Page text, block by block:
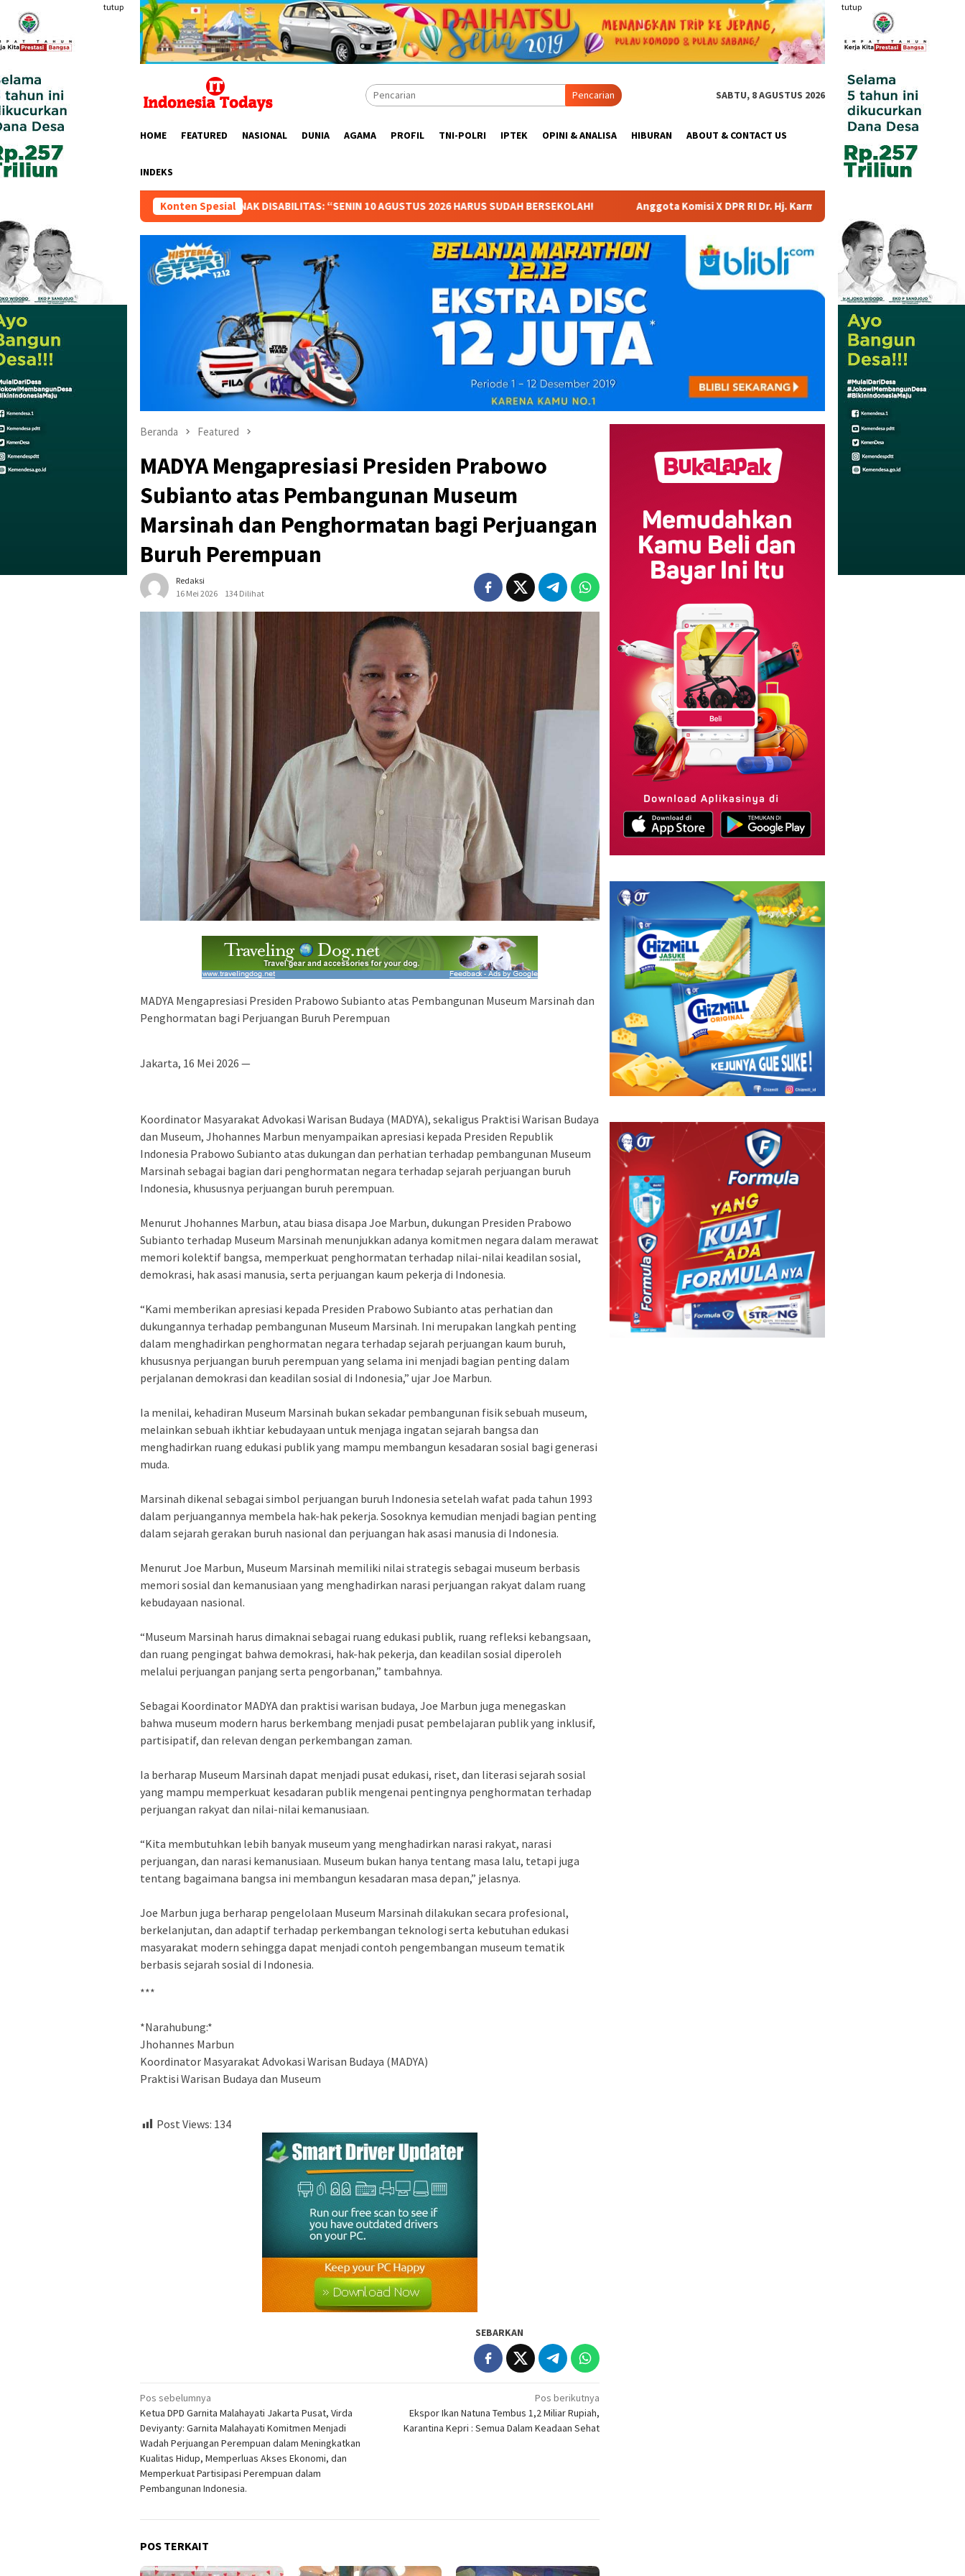
konten
tutup tutup
Pencarian SABTU, 8 AGUSTUS 2026
HOME FEATURED NASIONAL DUNIA AGAMA PROFIL TNI-POLRI IPTEK OPINI & ANALISA HIBURAN ABOUT & CONTACT US
INDEKS
Konten Spesial
TIGA ANAK DISABILITAS: “SENIN 10 AGUSTUS 2026 HARUS SUDAH BERSEKOLAH! Anggota Komisi X DPR RI Dr. Hj. Karmila Sari, S.Kom., M.M.; Sosok Bahlil Lahadalia bisa Menjadi
Beranda Featured
MADYA Mengapresiasi Presiden Prabowo
Subianto atas Pembangunan Museum
Marsinah dan Penghormatan bagi Perjuangan
Buruh Perempuan ‎
Redaksi
16 Mei 2026
134 Dilihat
‎MADYA Mengapresiasi Presiden Prabowo Subianto atas Pembangunan Museum Marsinah dan
Penghormatan bagi Perjuangan Buruh Perempuan
‎Jakarta, 16 Mei 2026 —
Koordinator Masyarakat Advokasi Warisan Budaya (MADYA), sekaligus Praktisi Warisan Budaya
dan Museum, Jhohannes Marbun menyampaikan apresiasi kepada Presiden Republik
Indonesia Prabowo Subianto atas dukungan dan perhatian terhadap pembangunan Museum
Marsinah sebagai bagian dari penghormatan negara terhadap sejarah perjuangan buruh
Indonesia, khususnya perjuangan buruh perempuan.
‎Menurut Jhohannes Marbun, atau biasa disapa Joe Marbun, dukungan Presiden Prabowo
Subianto terhadap Museum Marsinah menunjukkan adanya komitmen negara dalam merawat
memori kolektif bangsa, memperkuat penghormatan terhadap nilai-nilai keadilan sosial,
demokrasi, hak asasi manusia, serta perjuangan kaum pekerja di Indonesia.
‎“Kami memberikan apresiasi kepada Presiden Prabowo Subianto atas perhatian dan
dukungannya terhadap pembangunan Museum Marsinah. Ini merupakan langkah penting
dalam menghadirkan penghormatan negara terhadap sejarah perjuangan kaum buruh,
khususnya perjuangan buruh perempuan yang selama ini menjadi bagian penting dalam
perjalanan demokrasi dan keadilan sosial di Indonesia,” ujar Joe Marbun.
‎Ia menilai, kehadiran Museum Marsinah bukan sekadar pembangunan fisik sebuah museum,
melainkan sebuah ikhtiar kebudayaan untuk menjaga ingatan sejarah bangsa dan
menghadirkan ruang edukasi publik yang mampu membangun kesadaran sosial bagi generasi
muda.
‎Marsinah dikenal sebagai simbol perjuangan buruh Indonesia setelah wafat pada tahun 1993
dalam perjuangannya membela hak-hak pekerja. Sosoknya kemudian menjadi bagian penting
dalam sejarah gerakan buruh nasional dan perjuangan hak asasi manusia di Indonesia.
‎Menurut Joe Marbun, Museum Marsinah memiliki nilai strategis sebagai museum berbasis
memori sosial dan kemanusiaan yang menghadirkan narasi perjuangan rakyat dalam ruang
kebudayaan nasional.
‎“Museum Marsinah harus dimaknai sebagai ruang edukasi publik, ruang refleksi kebangsaan,
dan ruang pengingat bahwa demokrasi, hak-hak pekerja, dan keadilan sosial diperoleh
melalui perjuangan panjang serta pengorbanan,” tambahnya.
‎Sebagai Koordinator MADYA dan praktisi warisan budaya, Joe Marbun juga menegaskan
bahwa museum modern harus berkembang menjadi pusat pembelajaran publik yang inklusif,
partisipatif, dan relevan dengan perkembangan zaman.
‎Ia berharap Museum Marsinah dapat menjadi pusat edukasi, riset, dan literasi sejarah sosial
yang mampu memperkuat kesadaran publik mengenai pentingnya penghormatan terhadap
perjuangan rakyat dan nilai-nilai kemanusiaan.
‎“Kita membutuhkan lebih banyak museum yang menghadirkan narasi rakyat, narasi
perjuangan, dan narasi kemanusiaan. Museum bukan hanya tentang masa lalu, tetapi juga
tentang bagaimana bangsa ini membangun kesadaran masa depan,” jelasnya.
‎Joe Marbun juga berharap pengelolaan Museum Marsinah dilakukan secara profesional,
berkelanjutan, dan adaptif terhadap perkembangan teknologi serta kebutuhan edukasi
masyarakat modern sehingga dapat menjadi contoh pengembangan museum tematik
berbasis sejarah sosial di Indonesia.
***
‎*Narahubung:*
‎Jhohannes Marbun
‎Koordinator Masyarakat Advokasi Warisan Budaya (MADYA)
‎Praktisi Warisan Budaya dan Museum
Post Views: 134
SEBARKAN
Navigasi
pos
Pos sebelumnya
Ketua DPD Garnita Malahayati Jakarta Pusat, Virda
Deviyanty: Garnita Malahayati Komitmen Menjadi
Wadah Perjuangan Perempuan dalam Meningkatkan
Kualitas Hidup, Memperluas Akses Ekonomi, dan
Memperkuat Partisipasi Perempuan dalam
Pembangunan Indonesia.
Pos berikutnya
Ekspor Ikan Natuna Tembus 1,2 Miliar Rupiah,
Karantina Kepri : Semua Dalam Keadaan Sehat
POS TERKAIT